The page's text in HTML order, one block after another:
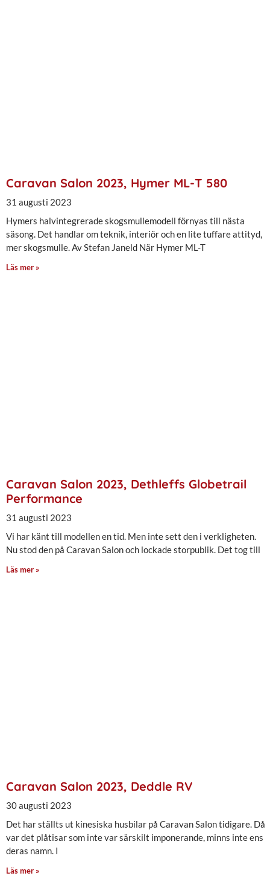
Caravan Salon 2023, Hymer ML-T 580
31 augusti 2023
Hymers halvintegrerade skogsmullemodell förnyas till nästa
säsong. Det handlar om teknik, interiör och en lite tuffare attityd,
mer skogsmulle. Av Stefan Janeld När Hymer ML-T
Läs mer »
Caravan Salon 2023, Dethleffs Globetrail
Performance
31 augusti 2023
Vi har känt till modellen en tid. Men inte sett den i verkligheten.
Nu stod den på Caravan Salon och lockade storpublik. Det tog till
Läs mer »
Caravan Salon 2023, Deddle RV
30 augusti 2023
Det har ställts ut kinesiska husbilar på Caravan Salon tidigare. Då
var det plåtisar som inte var särskilt imponerande, minns inte ens
deras namn. I
Läs mer »